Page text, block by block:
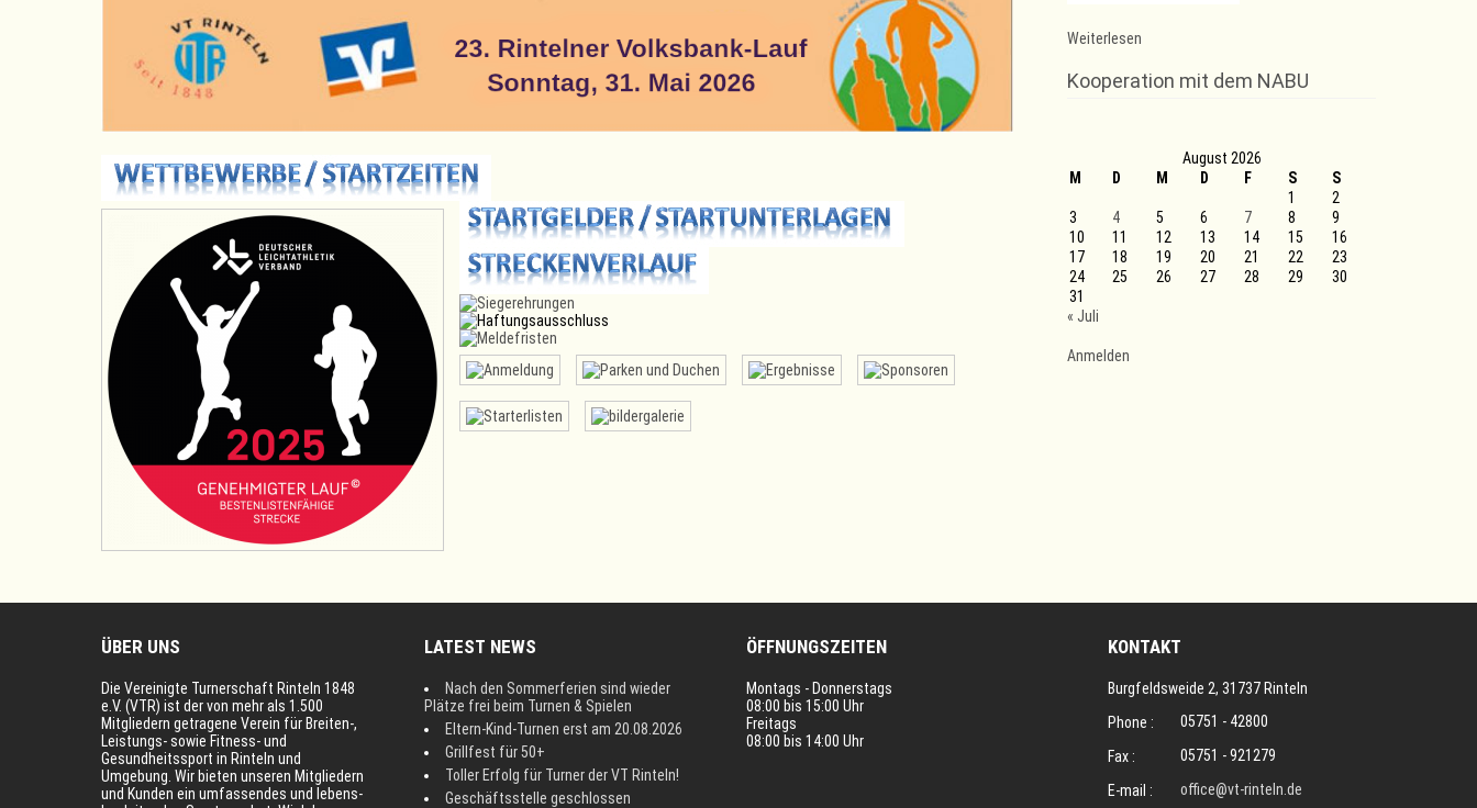
Weiterlesen
Kooperation mit dem NABU
August 2026
M
D M D F S
S
1
2
3
4 5 6 7 8
9
10
11 12 13 14 15
16
17
18 19 20 21 22
23
24
25 26 27 28 29
30
31
« Juli
Anmelden
ÜBER UNS
Die Vereinigte Turnerschaft Rinteln 1848
e.V. (VTR) ist der von mehr als 1.500
Mitgliedern getragene Verein für Breiten-,
Leistungs- sowie Fitness- und
Gesundheitssport in Rinteln und
Umgebung. Wir bieten unseren Mitgliedern
und Kunden ein umfassendes und lebens-
LATEST NEWS
Nach den Sommerferien sind wieder
Plätze frei beim Turnen & Spielen
Eltern-Kind-Turnen erst am 20.08.2026
Grillfest für 50+
Toller Erfolg für Turner der VT Rinteln!
Geschäftsstelle geschlossen
ÖFFNUNGSZEITEN
Montags - Donnerstags
08:00 bis 15:00 Uhr
Freitags
08:00 bis 14:00 Uhr
KONTAKT
Burgfeldsweide 2, 31737 Rinteln
Phone :
05751 - 42800
Fax :
05751 - 921279
E-mail :
office@vt-rinteln.de